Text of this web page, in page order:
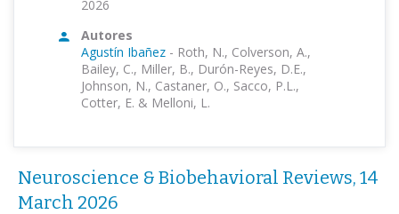
2026
Autores
Agustín Ibañez - Roth, N., Colverson, A.,
Bailey, C., Miller, B., Durón-Reyes, D.E.,
Johnson, N., Castaner, O., Sacco, P.L.,
Cotter, E. & Melloni, L.
Neuroscience & Biobehavioral Reviews, 14
March 2026